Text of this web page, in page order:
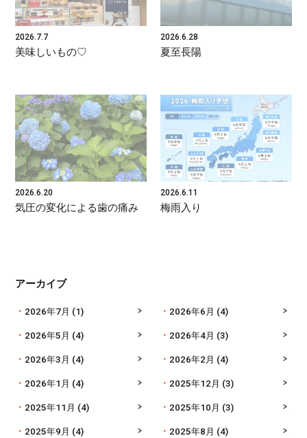
2026.7.7
美味しいもの♡
2026.6.28
夏至長陽
2026.6.20
気圧の変化による歯の痛み
2026.6.11
梅雨入り
アーカイブ
2026年7月 (1) 2026年6月 (4)
2026年5月 (4) 2026年4月 (3)
2026年3月 (4) 2026年2月 (4)
2026年1月 (4) 2025年12月 (3)
2025年11月 (4) 2025年10月 (3)
2025年9月 (4) 2025年8月 (4)